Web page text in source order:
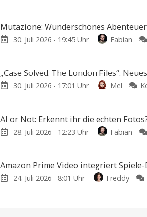
Mutazione: Wunderschönes
30. Juli 2026 - 19:45 Uhr Fabian
„Case Solved: The London Files“:
30. Juli 2026 - 17:01 Uhr Mel
AI or Not: Erkennt ihr die echten Fotos?
28. Juli 2026 - 12:23 Uhr Fabian
Amazon Prime Video integriert
24. Juli 2026 - 8:01 Uhr Freddy